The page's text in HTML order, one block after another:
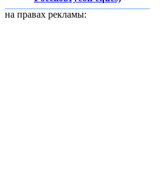
на правах рекламы: